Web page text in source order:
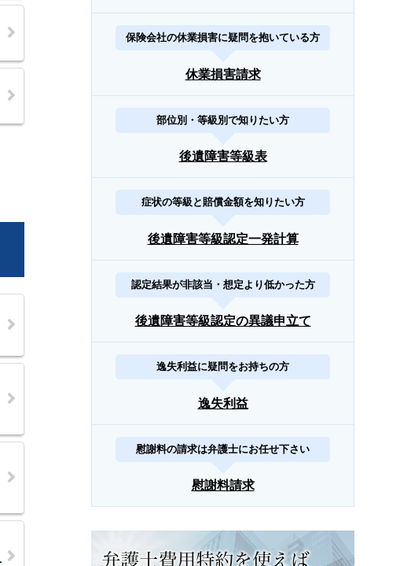
保険会社の休業損害に疑問を抱いている方
休業損害請求
部位別・等級別で知りたい方
後遺障害等級表
症状の等級と賠償金額を知りたい方
後遺障害等級認定一発計算
認定結果が非該当・想定より低かった方
後遺障害等級認定の異議申立て
逸失利益に疑問をお持ちの方
逸失利益
慰謝料の請求は弁護士にお任せ下さい
慰謝料請求